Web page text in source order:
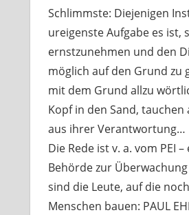
Schlimmste: Diejenigen
ureigenste Aufgabe es ist,
ernstzunehmen und den
möglich auf den Grund zu
mit dem Grund allzu
Kopf in den Sand, tauchen
aus ihrer Verantwortung…
Die Rede ist v. a. vom PEI
Behörde zur
sind die Leute, auf die
Menschen bauen: PAUL